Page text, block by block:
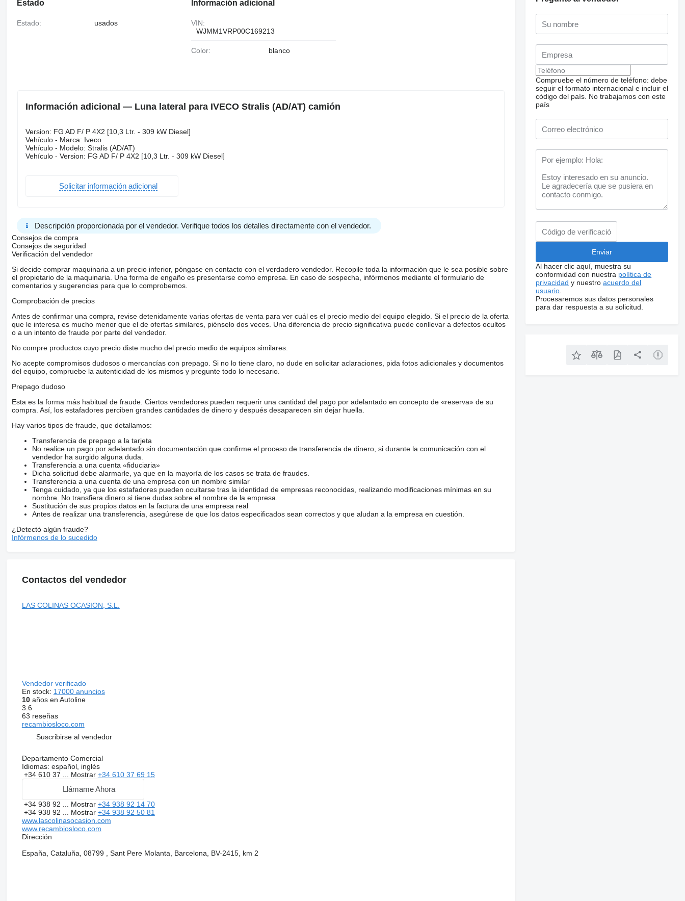
Estado
Estado: usados
Información adicional
VIN:
WJMM1VRP00C169213
Color: blanco
Información adicional — Luna lateral para IVECO Stralis (AD/AT) camión
Version: FG AD F/ P 4X2 [10,3 Ltr. - 309 kW Diesel]
Vehículo - Marca: Iveco
Vehículo - Modelo: Stralis (AD/AT)
Vehículo - Version: FG AD F/ P 4X2 [10,3 Ltr. - 309 kW Diesel]
Solicitar información adicional
Descripción proporcionada por el vendedor. Verifique todos los detalles directamente con el vendedor.
Consejos de compra
Consejos de seguridad
Verificación del vendedor
Si decide comprar maquinaria a un precio inferior, póngase en contacto con el verdadero vendedor. Recopile toda la información que le sea posible sobre
el propietario de la maquinaria. Una forma de engaño es presentarse como empresa. En caso de sospecha, infórmenos mediante el formulario de
comentarios y sugerencias para que lo comprobemos.
Comprobación de precios
Antes de confirmar una compra, revise detenidamente varias ofertas de venta para ver cuál es el precio medio del equipo elegido. Si el precio de la oferta
que le interesa es mucho menor que el de ofertas similares, piénselo dos veces. Una diferencia de precio significativa puede conllevar a defectos ocultos
o a un intento de fraude por parte del vendedor.
No compre productos cuyo precio diste mucho del precio medio de equipos similares.
No acepte compromisos dudosos o mercancías con prepago. Si no lo tiene claro, no dude en solicitar aclaraciones, pida fotos adicionales y documentos
del equipo, compruebe la autenticidad de los mismos y pregunte todo lo necesario.
Prepago dudoso
Esta es la forma más habitual de fraude. Ciertos vendedores pueden requerir una cantidad del pago por adelantado en concepto de «reserva» de su
compra. Así, los estafadores perciben grandes cantidades de dinero y después desaparecen sin dejar huella.
Hay varios tipos de fraude, que detallamos:
Transferencia de prepago a la tarjeta
No realice un pago por adelantado sin documentación que confirme el proceso de transferencia de dinero, si durante la comunicación con el
vendedor ha surgido alguna duda.
Transferencia a una cuenta «fiduciaria»
Dicha solicitud debe alarmarle, ya que en la mayoría de los casos se trata de fraudes.
Transferencia a una cuenta de una empresa con un nombre similar
Tenga cuidado, ya que los estafadores pueden ocultarse tras la identidad de empresas reconocidas, realizando modificaciones mínimas en su
nombre. No transfiera dinero si tiene dudas sobre el nombre de la empresa.
Sustitución de sus propios datos en la factura de una empresa real
Antes de realizar una transferencia, asegúrese de que los datos especificados sean correctos y que aludan a la empresa en cuestión.
¿Detectó algún fraude?
Infórmenos de lo sucedido
Contactos del vendedor
LAS COLINAS OCASION, S.L.
Vendedor verificado
En stock: 17000 anuncios
10años en Autoline
3.6
63 reseñas
recambiosloco.com
Suscribirse al vendedor
Departamento Comercial
Idiomas: español, inglés
+34 610 37 ... Mostrar +34 610 37 69 15
Llámame Ahora
+34 938 92 ... Mostrar +34 938 92 14 70
+34 938 92 ... Mostrar +34 938 92 50 81
www.lascolinasocasion.com
www.recambiosloco.com
Dirección
España, Cataluña, 08799 , Sant Pere Molanta, Barcelona, BV-2415, km 2
Compruebe el número de teléfono: debe
seguir el formato internacional e incluir el
código del país. No trabajamos con este
país
Al hacer clic aquí, muestra su
conformidad con nuestra política de
privacidad y nuestroacuerdo del
usuario
Procesaremos sus datos personales
para dar respuesta a su solicitud.